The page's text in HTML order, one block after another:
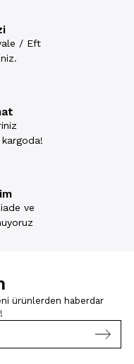
/ Eft
ve
ürünlerden haberdar